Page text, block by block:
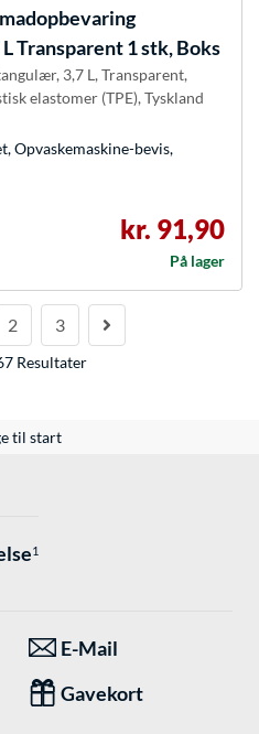
Transparent 1 stk, Boks
3,7 L, Transparent,
elastomer (TPE), Tyskland
Opvaskemaskine-bevis,
kr. 91,90
På lager
2 3
Resultater
til start
1
E-Mail
Gavekort